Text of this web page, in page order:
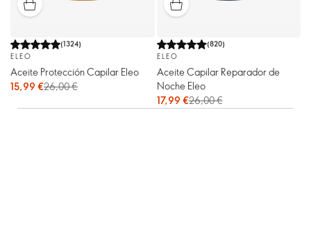
(1324)
ELEO
Aceite Protección Capilar Eleo
15,99 €26,00 €
(820)
ELEO
Aceite Capilar Reparador de
Noche Eleo
17,99 €26,00 €